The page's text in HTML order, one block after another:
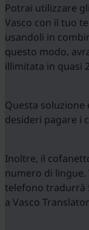
Potrai utilizzare
Vasco con il tuo
usandoli in
questo modo,
illimitata in quasi
Questa soluzione
desideri pagare i
Inoltre, il
numero di lingue.
telefono tradurrà
a Vasco